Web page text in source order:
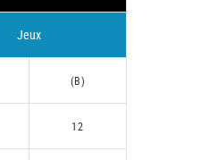
Jeux
(B)
12